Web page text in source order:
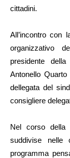
cittadini.
All’incontro con
organizzativo
presidente
Antonello
dellegata del
consigliere
Nel corso della
suddivise nelle
programma